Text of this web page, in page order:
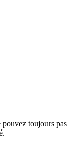
pouvez toujours pas